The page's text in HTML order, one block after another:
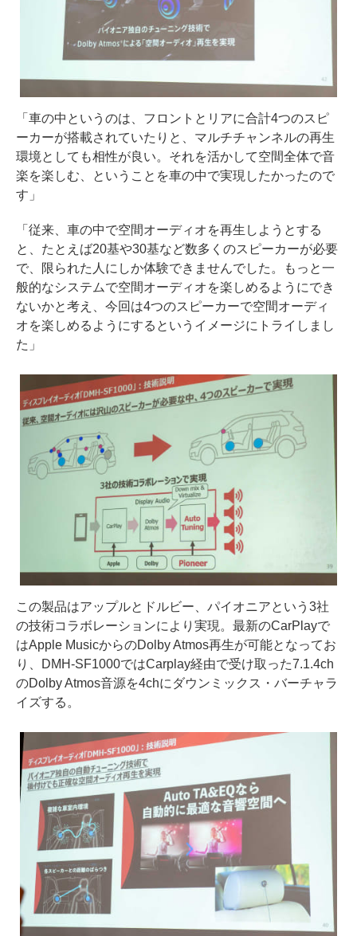
「車の中というのは、フロントとリアに合計4つのスピ
ーカーが搭載されていたりと、マルチチャンネルの再生
環境としても相性が良い。それを活かして空間全体で音
楽を楽しむ、ということを車の中で実現したかったので
す」
「従来、車の中で空間オーディオを再生しようとする
と、たとえば20基や30基など数多くのスピーカーが必要
で、限られた人にしか体験できませんでした。もっと一
般的なシステムで空間オーディオを楽しめるようにでき
ないかと考え、今回は4つのスピーカーで空間オーディ
オを楽しめるようにするというイメージにトライしまし
た」
この製品はアップルとドルビー、パイオニアという3社
の技術コラボレーションにより実現。最新のCarPlayで
はApple MusicからのDolby Atmos再生が可能となってお
り、DMH-SF1000ではCarplay経由で受け取った7.1.4ch
のDolby Atmos音源を4chにダウンミックス・バーチャラ
イズする。